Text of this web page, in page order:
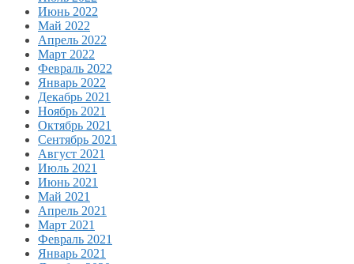
Июнь 2022
Май 2022
Апрель 2022
Март 2022
Февраль 2022
Январь 2022
Декабрь 2021
Ноябрь 2021
Октябрь 2021
Сентябрь 2021
Август 2021
Июль 2021
Июнь 2021
Май 2021
Апрель 2021
Март 2021
Февраль 2021
Январь 2021